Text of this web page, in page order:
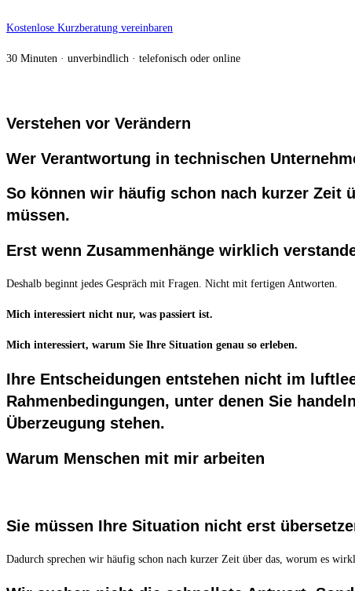
Kostenlose Kurzberatung vereinbaren
30 Minuten · unverbindlich · telefonisch oder online
Verstehen vor Verändern
Wer Verantwortung in technischen
So können wir häufig schon nach kurzer Zeit
müssen.
Erst wenn Zusammenhänge wirklich
Deshalb beginnt jedes Gespräch mit Fragen. Nicht mit fertigen Antworten.
Mich interessiert nicht nur, was passiert ist.
Mich interessiert, warum Sie Ihre Situation genau so erleben.
Ihre Entscheidungen entstehen nicht im
Rahmenbedingungen, unter denen Sie
Überzeugung stehen.
Warum Menschen mit mir arbeiten
Sie müssen Ihre Situation nicht erst
Dadurch sprechen wir häufig schon nach kurzer Zeit über das, worum es